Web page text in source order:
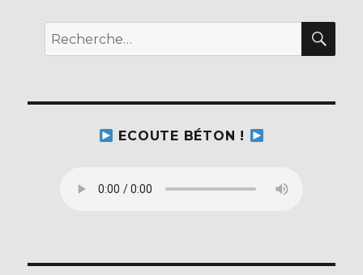
Recherche
pour :
ECOUTE BÉTON !